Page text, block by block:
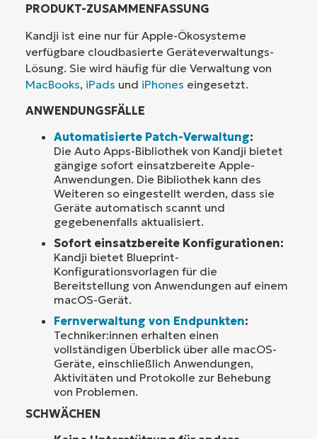
PRODUKT-ZUSAMMENFASSUNG
Kandji ist eine nur für Apple-Ökosysteme
verfügbare cloudbasierte Geräteverwaltungs-
Lösung. Sie wird häufig für die Verwaltung von
MacBooks, iPads und iPhones eingesetzt.
ANWENDUNGSFÄLLE
Automatisierte Patch-Verwaltung:
Die Auto Apps-Bibliothek von Kandji bietet
gängige sofort einsatzbereite Apple-
Anwendungen. Die Bibliothek kann des
Weiteren so eingestellt werden, dass sie
Geräte automatisch scannt und
gegebenenfalls aktualisiert.
Sofort einsatzbereite Konfigurationen:
Kandji bietet Blueprint-
Konfigurationsvorlagen für die
Bereitstellung von Anwendungen auf einem
macOS-Gerät.
Fernverwaltung von Endpunkten:
Techniker:innen erhalten einen
vollständigen Überblick über alle macOS-
Geräte, einschließlich Anwendungen,
Aktivitäten und Protokolle zur Behebung
von Problemen.
SCHWÄCHEN